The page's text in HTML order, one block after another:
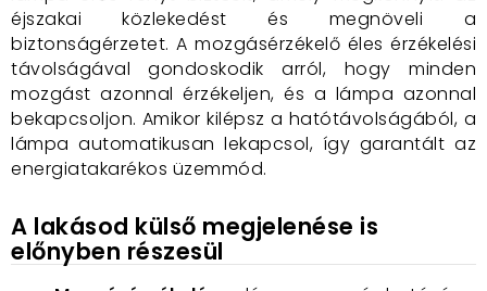
éjszakai közlekedést és megnöveli a
biztonságérzetet. A mozgásérzékelő éles érzékelési
távolságával gondoskodik arról, hogy minden
mozgást azonnal érzékeljen, és a lámpa azonnal
bekapcsoljon. Amikor kilépsz a hatótávolságából, a
lámpa automatikusan lekapcsol, így garantált az
energiatakarékos üzemmód.
A lakásod külső megjelenése is
előnyben részesül